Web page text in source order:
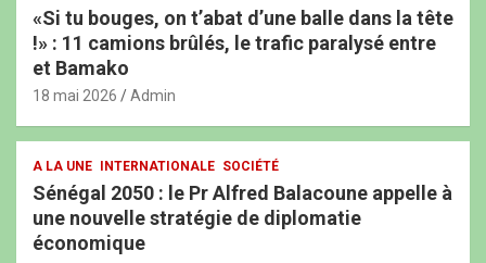
«Si tu bouges, on t’abat d’une balle dans la tête
!» : 11 camions brûlés, le trafic paralysé entre
et Bamako
18 mai 2026 Admin
A LA UNE INTERNATIONALE SOCIÉTÉ
Sénégal 2050 : le Pr Alfred Balacoune appelle à
une nouvelle stratégie de diplomatie
économique